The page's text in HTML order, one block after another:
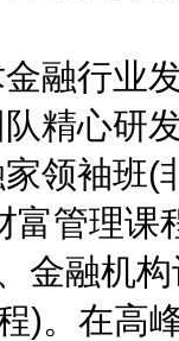
行业发
精心研
领袖班(
富管理课
金融机
)。在高